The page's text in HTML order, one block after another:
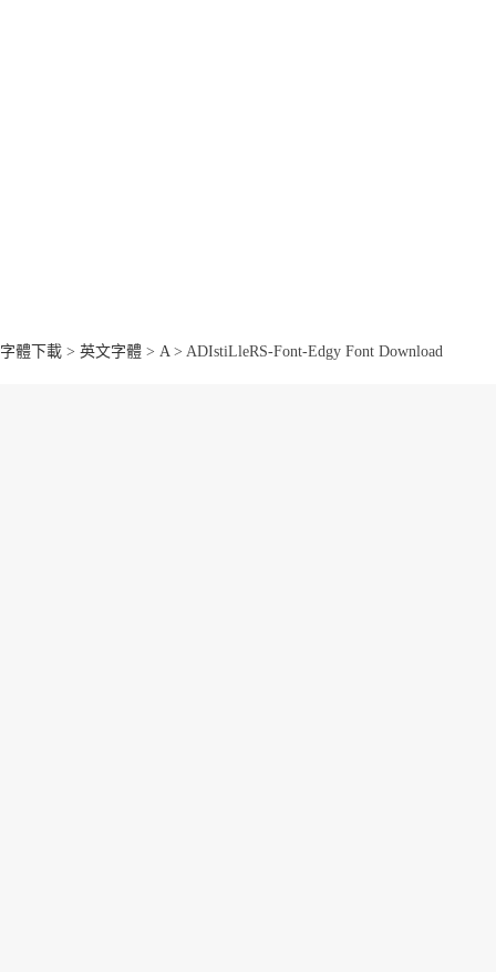
字體下載 > 英文字體 > A> ADIstiLleRS-Font-Edgy Font Download